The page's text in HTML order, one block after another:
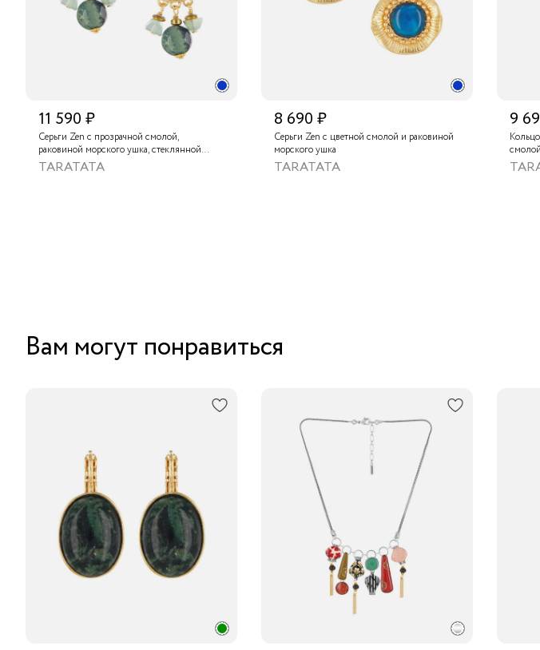
11 590 ₽
Серьги Zen с прозрачной смолой,
раковиной морского ушка, стеклянной
бусиной, яшмой Камбаба и золотистым
гематитом
TARATATA
8 690 ₽
Серьги Zen с цветной смолой и раковиной
морского ушка
TARATATA
9
Вам могут понравиться